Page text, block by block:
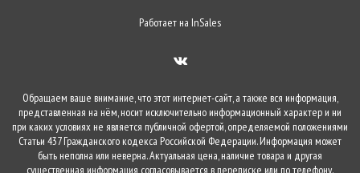
Работает на InSales
Обращаем ваше внимание, что этот интернет-сайт, а также вся информация,
представленная на нём, носит исключительно информационный характер и ни
при каких условиях не является публичной офертой, определяемой положениями
Статьи 437 Гражданского кодекса Российской Федерации. Информация может
быть неполна или неверна. Актуальная цена, наличие товара и другая
существенная информация согласовывается в переписке или по телефону.